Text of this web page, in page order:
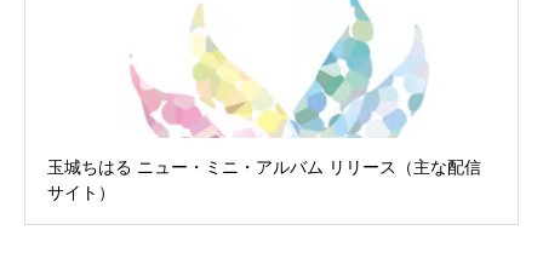
玉城ちはる ニュー・ミニ・アルバム リリース（主な配信
サイト）